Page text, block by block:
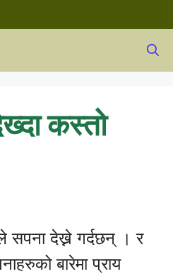
कस्तो
सपना देख्ने गर्दछन् । र
बारेमा प्राय